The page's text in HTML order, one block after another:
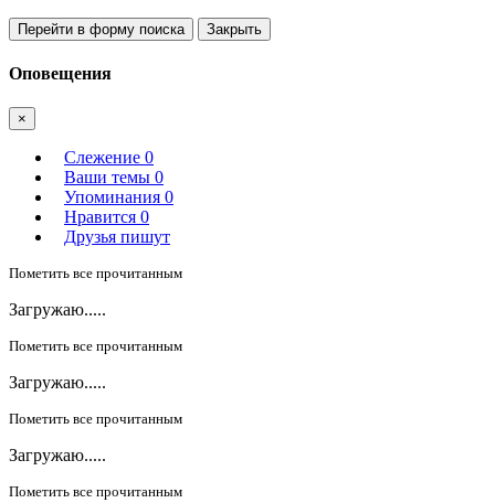
Перейти в форму поиска Закрыть
Оповещения
×
Слежение 0
Ваши темы 0
Упоминания 0
Нравится 0
Друзья пишут
Пометить все прочитанным
Загружаю.....
Пометить все прочитанным
Загружаю.....
Пометить все прочитанным
Загружаю.....
Пометить все прочитанным